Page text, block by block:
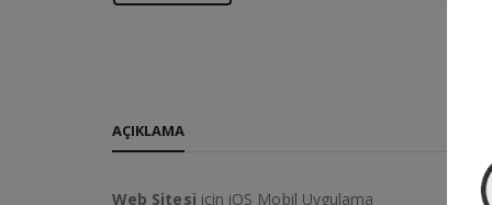
AÇIKLAMA
Web Sitesi için iOS Mobil Uygulama